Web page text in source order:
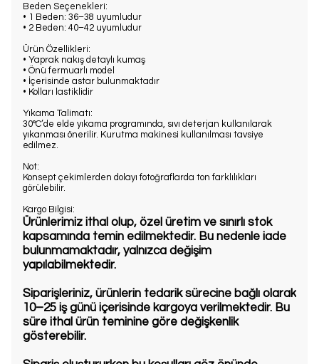
Beden Seçenekleri:
• 1 Beden: 36–38 uyumludur
• 2 Beden: 40–42 uyumludur
Ürün Özellikleri:
• Yaprak nakış detaylı kumaş
• Önü fermuarlı model
• İçerisinde astar bulunmaktadır
• Kolları lastiklidir
Yıkama Talimatı:
30°C’de elde yıkama programında, sıvı deterjan kullanılarak
yıkanması önerilir. Kurutma makinesi kullanılması tavsiye
edilmez.
Not:
Konsept çekimlerden dolayı fotoğraflarda ton farklılıkları
görülebilir.
Kargo Bilgisi:
Ürünlerimiz ithal olup, özel üretim ve sınırlı stok
kapsamında temin edilmektedir. Bu nedenle iade
bulunmamaktadır, yalnızca değişim
yapılabilmektedir.
Siparişleriniz, ürünlerin tedarik sürecine bağlı olarak
10–25 iş günü içerisinde kargoya verilmektedir. Bu
süre ithal ürün teminine göre değişkenlik
gösterebilir.